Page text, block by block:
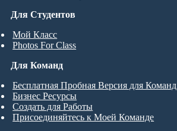
Для Студентов
Мой Класс
Photos For Class
Для Команд
Бесплатная Пробная Версия для Команд
Бизнес Ресурсы
Создать для Работы
Присоединяйтесь к Моей Команде